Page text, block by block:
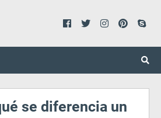
se diferencia un